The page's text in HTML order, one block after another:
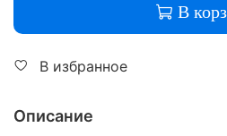
В
В избранное
Описание